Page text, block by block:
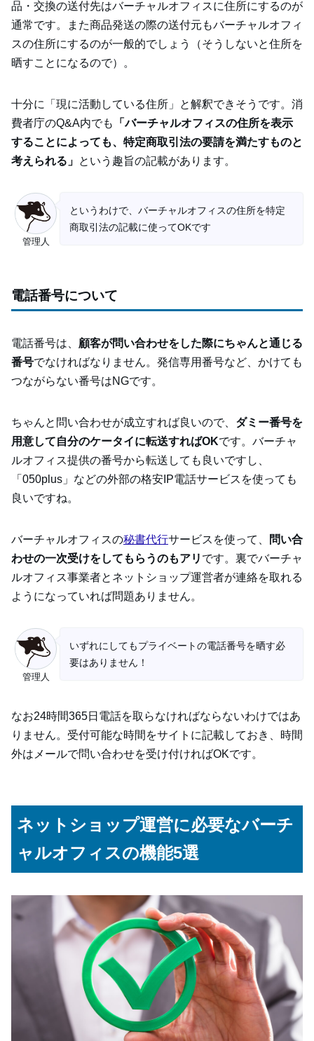
品・交換の送付先はバーチャルオフィスに住所にするのが
通常です。また商品発送の際の送付元もバーチャルオフィ
スの住所にするのが一般的でしょう（そうしないと住所を
晒すことになるので）。
十分に「現に活動している住所」と解釈できそうです。消
費者庁のQ&A内でも
「バーチャルオフィスの住所を表示
することによっても、特定商取引法の要請を満たすものと
考えられる」 という趣旨の記載があります。
管理人
というわけで、バーチャルオフィスの住所を特定
商取引法の記載に使ってOKです
電話番号について
電話番号は、 顧客が問い合わせをした際にちゃんと通じる
番号でなければなりません。発信専用番号など、かけても
つながらない番号はNGです。
ちゃんと問い合わせが成立すれば良いので、 ダミー番号を
用意して自分のケータイに転送すればOKです。バーチャ
ルオフィス提供の番号から転送しても良いですし、
「050plus」などの外部の格安IP電話サービスを使っても
良いですね。
バーチャルオフィスの秘書代行サービスを使って、
問い合
わせの一次受けをしてもらうのもアリ です。裏でバーチャ
ルオフィス事業者とネットショップ運営者が連絡を取れる
ようになっていれば問題ありません。
管理人
いずれにしてもプライベートの電話番号を晒す必
要はありません！
なお24時間365日電話を取らなければならないわけではあ
りません。受付可能な時間をサイトに記載しておき、時間
外はメールで問い合わせを受け付ければOKです。
ネットショップ運営に必要なバーチ
ャルオフィスの機能5選